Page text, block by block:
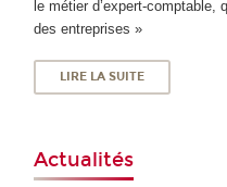
le métier d’expert-comptable,
des entreprises »
LIRE LA SUITE
Actualités